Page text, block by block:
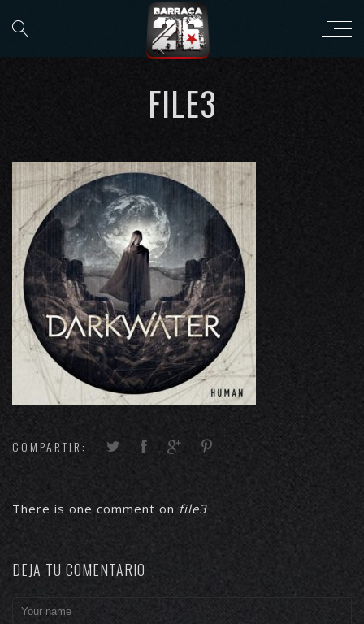
FILE3
COMPARTIR:
There is one comment on file3
DEJA TU COMENTARIO